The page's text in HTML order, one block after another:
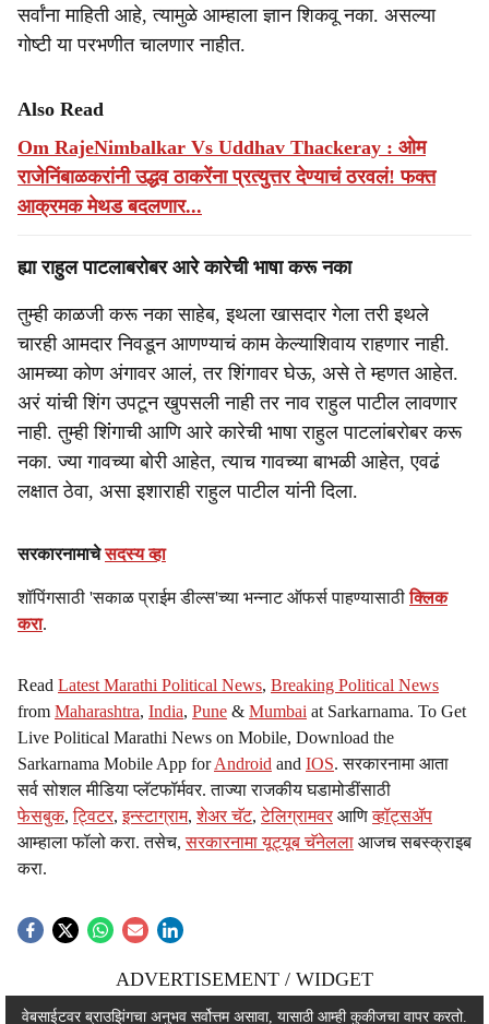
सर्वांना माहिती आहे, त्यामुळे आम्हाला ज्ञान शिकवू नका. असल्या
गोष्टी या परभणीत चालणार नाहीत.
Also Read
Om RajeNimbalkar Vs Uddhav Thackeray : ओम
राजेनिंबाळकरांनी उद्धव ठाकरेंना प्रत्युत्तर देण्याचं ठरवलं! फक्त
आक्रमक मेथड बदलणार...
ह्या राहुल पाटलाबरोबर आरे कारेची भाषा करू नका
तुम्ही काळजी करू नका साहेब, इथला खासदार गेला तरी इथले
चारही आमदार निवडून आणण्याचं काम केल्याशिवाय राहणार नाही.
आमच्या कोण अंगावर आलं, तर शिंगावर घेऊ, असे ते म्हणत आहेत.
अरं यांची शिंग उपटून खुपसली नाही तर नाव राहुल पाटील लावणार
नाही. तुम्ही शिंंगाची आणि आरे कारेची भाषा राहुल पाटलांबरोबर करू
नका. ज्या गावच्या बोरी आहेत, त्याच गावच्या बाभळी आहेत, एवढं
लक्षात ठेवा, असा इशाराही राहुल पाटील यांनी दिला.
सरकारनामाचेसदस्य व्हा
शॉपिंगसाठी 'सकाळ प्राईम डील्स'च्या भन्नाट ऑफर्स पाहण्यासाठीक्लिक
करा.
Read Latest Marathi Political News, Breaking Political News
from Maharashtra, India, Pune & Mumbai at Sarkarnama. To Get
Live Political Marathi News on Mobile, Download the
Sarkarnama Mobile App forAndroid and IOS. सरकारनामा आता
सर्व सोशल मीडिया प्लॅटफॉर्मवर. ताज्या राजकीय घडामोडींसाठी
फेसबुक,ट्विटर,इन्स्टाग्राम,शेअर चॅट,टेलिग्रामवर आणिव्हॉट्सॲप
आम्हाला फॉलो करा. तसेच,सरकारनामा यूट्यूब चॅनेलला आजच सबस्क्राइब
करा.
ADVERTISEMENT / WIDGET
ADVERTISEMENT / WIDGET
वेबसाईटवर ब्राउझिंगचा अनुभव सर्वोत्तम असावा, यासाठी आम्ही कुकीजचा वापर करतो.